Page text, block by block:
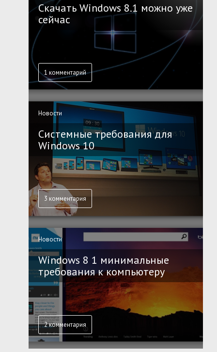
Скачать Windows 8.1 можно уже
сейчас
1 комментарий
Новости
Системные требования для
Windows 10
3 комментария
Новости
Windows 8 1 минимальные
требования к компьютеру
2 комментария